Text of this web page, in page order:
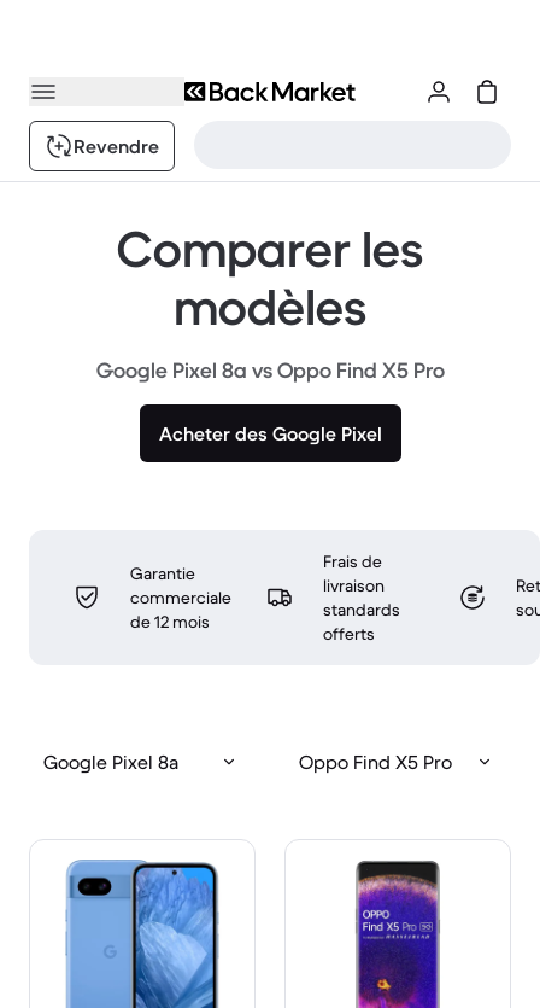
Revendre
Comparer les
modèles
Google Pixel 8a vs Oppo Find X5 Pro
Acheter des Google Pixel
Garantie
commerciale
de 12 mois
Frais de
livraison
standards
offerts
Google Pixel 8a Oppo Find X5 Pro